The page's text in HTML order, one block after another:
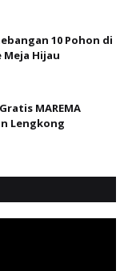
10 Pohon di
Meja Hijau
MAREMA
Lengkong